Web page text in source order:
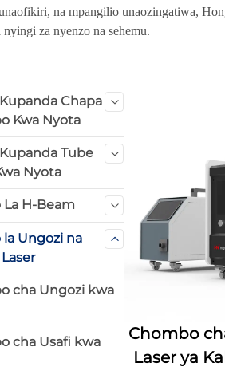
na mpangilio unaozingatiwa,
za nyenzo na sehemu.
Chapa
Kwa Nyota
Tube
Nyota
H-Beam
Ungozi na
cha Ungozi kwa
cha Usafi kwa
Chombo
Laser ya